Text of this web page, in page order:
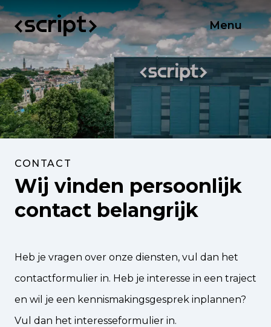
Menu
CONTACT
Wij vinden persoonlijk
contact belangrijk
Heb je vragen over onze diensten, vul dan het
contactformulier in. Heb je interesse in een traject
en wil je een kennismakingsgesprek inplannen?
Vul dan het interesseformulier in.